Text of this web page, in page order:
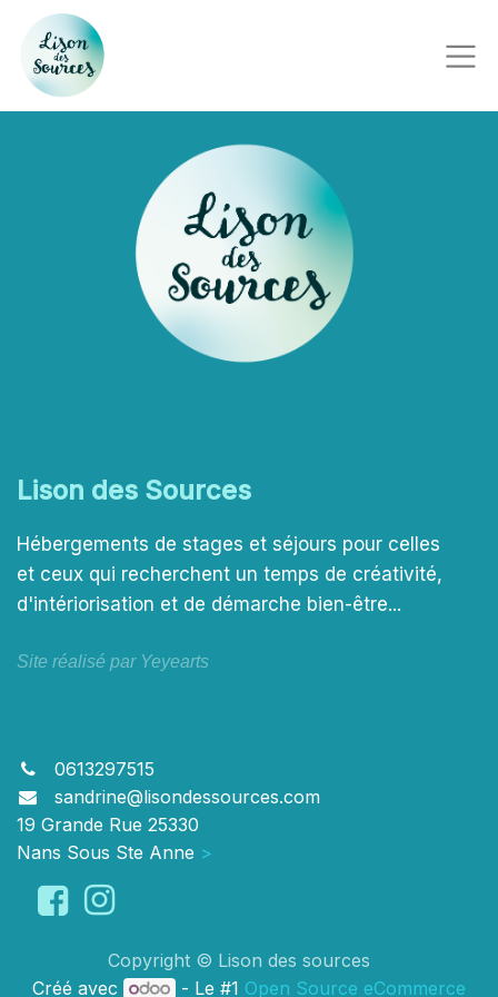
Lison des Sources
Hébergements de stages et séjours pour celles
et ceux qui recherchent un temps de créativité,
d'intériorisation et de démarche bien-être...
Site réalisé par Yeyearts
0613297515
sandrine@lisondessources.com
19 Grande Rue 25330
Nans Sous Ste Anne >
Copyright © Lison des sources
Créé avec
- Le #1 Open Source eCommerce